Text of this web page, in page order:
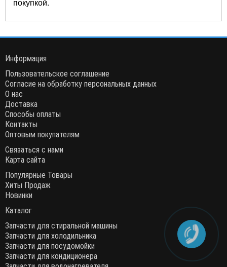
Информация
Пользовательское соглашение
Согласие на обработку персональных данных
О нас
Доставка
Способы оплаты
Контакты
Оптовым покупателям
Связаться с нами
Карта сайта
Популярные Товары
Хиты Продаж
Новинки
Каталог
Запчасти для стиральной машины
Запчасти для холодильника
Запчасти для посудомойки
Запчасти для кондиционера